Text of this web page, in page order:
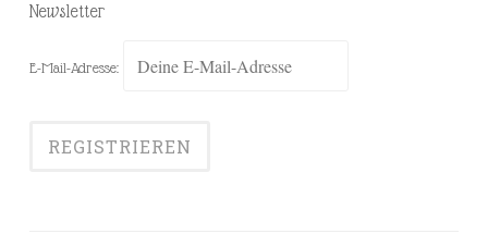
Newsletter
E-Mail-Adresse: